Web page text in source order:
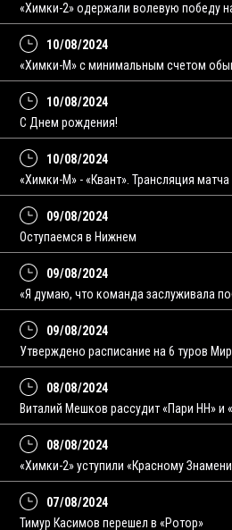
«Химки-2» одержали волевую победу
10/08/2024
«Химки-М» с минимальным счетом
10/08/2024
С Днем рождения!
10/08/2024
«Химки-М» - «Квант». Трансляция матча
09/08/2024
Оступаемся в Нижнем
09/08/2024
«Я думаю, что команда заслуживала
09/08/2024
Утверждено расписание на 6 туров
08/08/2024
Виталий Мешков рассудит «Пари НН» и
08/08/2024
«Химки-2» уступили «Красному
07/08/2024
Тимур Касимов перешел в «Ротор»